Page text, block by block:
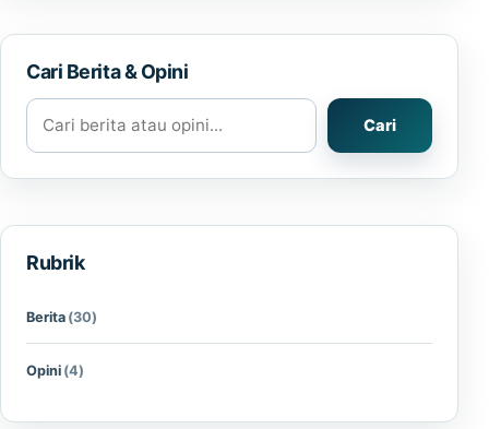
Cari Berita & Opini
Cari berita atau opini
Cari
Rubrik
Berita (30)
Opini (4)